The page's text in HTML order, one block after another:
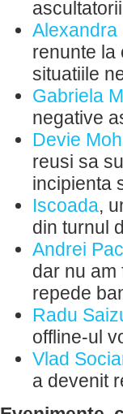
ascultatorii
Alexandra
renunte la
situatiile
Gabriela
negative
Devie
reusi sa
incipienta
Iscoada,
din turnul
Andrei
dar nu am
repede
Radu
offline-ul
Vlad
a devenit